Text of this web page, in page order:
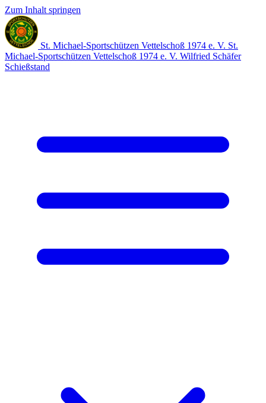
Zum Inhalt springen
St. Michael-Sportschützen Vettelschoß 1974 e. V. St.
Michael-Sportschützen Vettelschoß 1974 e. V. Wilfried Schäfer
Schießstand